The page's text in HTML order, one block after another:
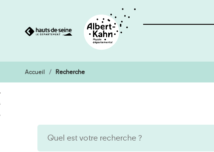
Aller
au
contenu
Aller
à
la
Accueil Recherche